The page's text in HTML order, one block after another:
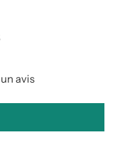
avis